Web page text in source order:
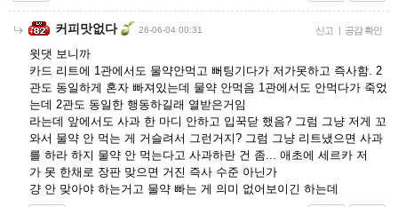
커피맛없다 26-06-04 00:31 신고 | 공감 확인
윗댓 보니까
카드 리트에 1관에서도 물약안먹고 뻐팅기다가 저가못하고 즉사함. 2
관도 동일하게 혼자 빠져있는데 물약 안먹음 1관에서도 안먹다가 죽었
는데 2관도 동일한 행동하길래 열받은거임
라는데 앞에서도 사과 한 마디 안하고 입꾹닫 했음? 그럼 그냥 저게 꼬
와서 물약 안 먹는 게 거슬려서 그런거지? 그럼 그냥 리트냈으면 사과
를 하라 하지 물약 안 먹는다고 사과하란 건 좀... 애초에 세르카 저
가 못 한채로 장판 맞으면 거진 즉사 수준 아닌가
걍 안 맞아야 하는거고 물약 빠는 게 의미 없어보이긴 하는데